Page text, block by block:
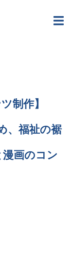
制作】
、福祉の裾
画のコン